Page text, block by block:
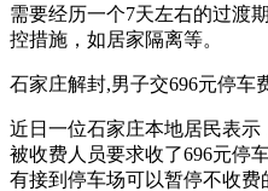
需要经历一个7天左右的过渡
控措施，如居家隔离等。
石家庄解封,男子交696元停车
近日一位石家庄本地居民表示
被收费人员要求收了696元停
有接到停车场可以暂停不收